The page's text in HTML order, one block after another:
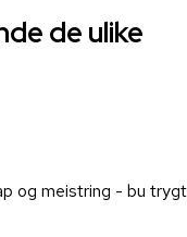
de ulike
og meistring - bu